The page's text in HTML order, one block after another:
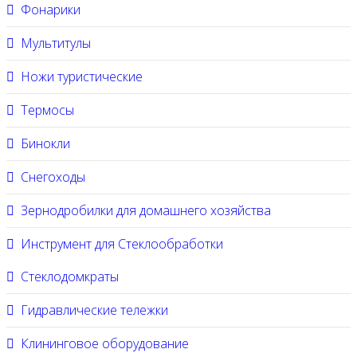
Фонарики
Мультитулы
Ножи туристические
Термосы
Бинокли
Снегоходы
Зернодробилки для домашнего хозяйства
Инструмент для Стеклообработки
Стеклодомкраты
Гидравлические тележки
Клининговое оборудование